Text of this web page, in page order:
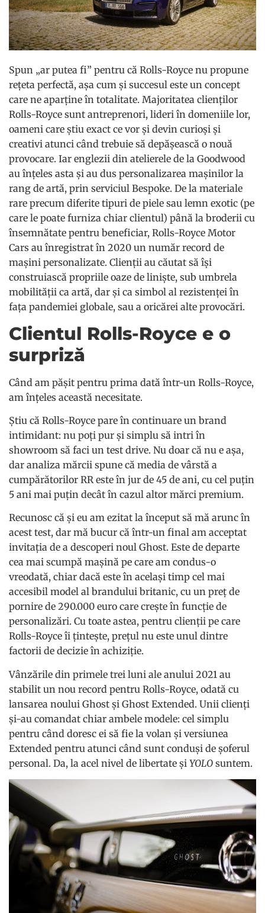
Spun „ar putea fi” pentru că Rolls-Royce nu propune
rețeta perfectă, așa cum și succesul este un concept
care ne aparține în totalitate. Majoritatea clienților
Rolls-Royce sunt antreprenori, lideri în domeniile lor,
oameni care știu exact ce vor și devin curioși și
creativi atunci când trebuie să depășească o nouă
provocare. Iar englezii din atelierele de la Goodwood
au înțeles asta și au dus personalizarea mașinilor la
rang de artă, prin serviciul Bespoke. De la materiale
rare precum diferite tipuri de piele sau lemn exotic (pe
care le poate furniza chiar clientul) până la broderii cu
însemnătate pentru beneficiar, Rolls-Royce Motor
Cars au înregistrat în 2020 un număr record de
mașini personalizate. Clienții au căutat să își
construiască propriile oaze de liniște, sub umbrela
mobilității ca artă, dar și ca simbol al rezistenței în
fața pandemiei globale, sau a oricărei alte provocări.
Clientul Rolls-Royce e o
surpriză
Când am pășit pentru prima dată într-un Rolls-Royce,
am înțeles această necesitate.
Știu că Rolls-Royce pare în continuare un brand
intimidant: nu poți pur și simplu să intri în
showroom să faci un test drive. Nu doar că nu e așa,
dar analiza mărcii spune că media de vârstă a
cumpărătorilor RR este în jur de 45 de ani, cu cel puțin
5 ani mai puțin decât în cazul altor mărci premium.
Recunosc că și eu am ezitat la început să mă arunc în
acest test, dar mă bucur că într-un final am acceptat
invitația de a descoperi noul Ghost. Este de departe
cea mai scumpă mașină pe care am condus-o
vreodată, chiar dacă este în același timp cel mai
accesibil model al brandului britanic, cu un preț de
pornire de 290.000 euro care crește în funcție de
personalizări. Cu toate astea, pentru clienții pe care
Rolls-Royce îi țintește, prețul nu este unul dintre
factorii de decizie în achiziție.
Vânzările din primele trei luni ale anului 2021 au
stabilit un nou record pentru Rolls-Royce, odată cu
lansarea noului Ghost și Ghost Extended. Unii clienți
și-au comandat chiar ambele modele: cel simplu
pentru când doresc ei să fie la volan și versiunea
Extended pentru atunci când sunt conduși de șoferul
personal. Da, la acel nivel de libertate și YOLO suntem.